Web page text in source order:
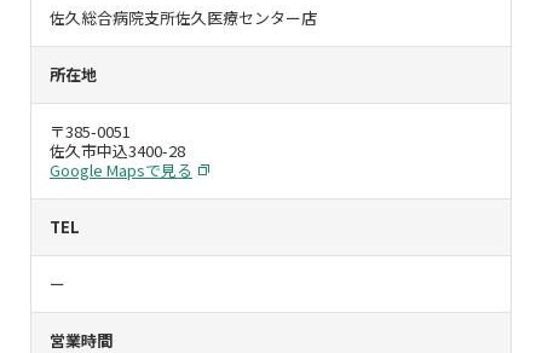
佐久総合病院支所佐久医療センター店
所在地
〒385-0051
佐久市中込3400-28
Google Mapsで見る
TEL
ー
営業時間